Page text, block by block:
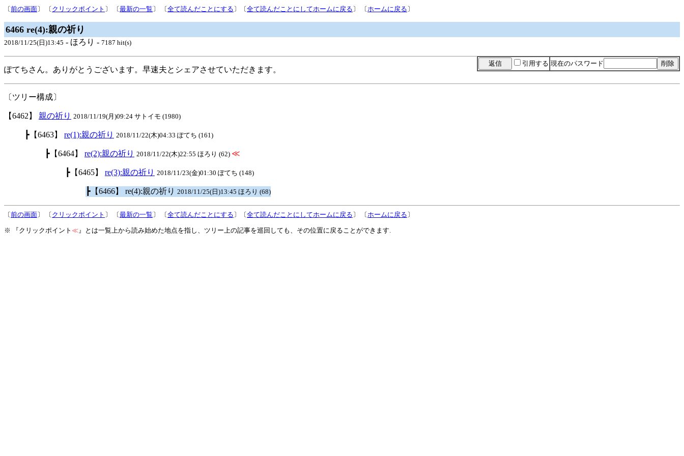
〔前の画面〕 〔 クリックポイント 〕 〔最新の一覧 〕 〔全て読んだことにする 〕〔全て読んだことにしてホームに戻る 〕 〔ホームに戻る 〕
6466 re(4):親の祈り
2018/11/25(日)13:45 - ほろり - 7187 hit(s)
引用する 現在のパスワード
ぽてちさん。ありがとうございます。早速夫とシェアさせていただきます。
〔ツリー構成〕
【6462】 親の祈り 2018/11/19(月)09:24 サトイモ (1980)
┣【6463】 re(1):親の祈り 2018/11/22(木)04:33 ぽてち (161)
┣【6464】 re(2):親の祈り 2018/11/22(木)22:55 ほろり (62) ≪
┣【6465】 re(3):親の祈り 2018/11/23(金)01:30 ぽてち (148)
┣【6466】 re(4):親の祈り 2018/11/25(日)13:45 ほろり (68)
〔前の画面〕 〔 クリックポイント 〕 〔最新の一覧 〕 〔全て読んだことにする 〕〔全て読んだことにしてホームに戻る 〕 〔ホームに戻る 〕
※ 『クリックポイント ≪』とは一覧上から読み始めた地点を指し、ツリー上の記事を巡回しても、その位置に戻ることができます.